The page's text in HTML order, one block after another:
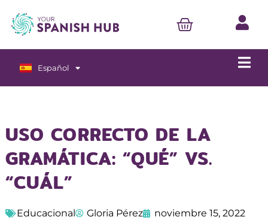
Español
English
USO CORRECTO DE LA
GRAMÁTICA: “QUÉ” VS.
“CUÁL”
Educacional Gloria Pérez noviembre 15, 2022